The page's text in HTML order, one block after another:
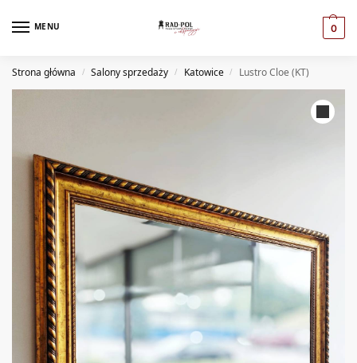
MENU 0
Strona główna / Salony sprzedaży / Katowice / Lustro Cloe (KT)